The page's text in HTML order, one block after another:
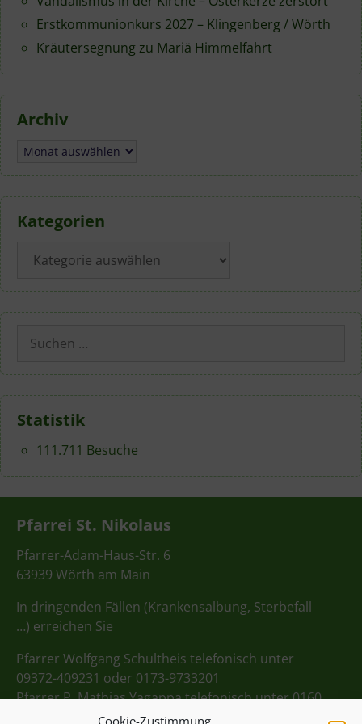
Cookie-Zustimmung
Erstkommunionkurs 2027 – Klingenberg / Wörth
Kräutersegnung zu Mariä Himmelfahrt
Archiv
Archiv
Kategorien
Suchen
nach:
Statistik
111.711 Besuche
Pfarrei St. Nikolaus
Pfarrer-Adam-Haus-Str. 6
63939 Wörth am Main
In dringenden Fällen (Krankensalbung, Sterbefall
…) erreichen Sie
Pfarrer Wolfgang Schultheis telefonisch unter
09372-409231 oder 0173-9733201
Pfarrer P. Mathias Yagappa telefonisch unter 0160